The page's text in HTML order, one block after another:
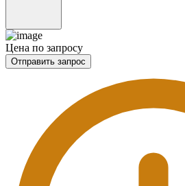
Цена по запросу
Отправить запрос